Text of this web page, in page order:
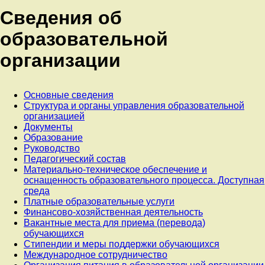
Сведения об
образовательной
организации
Основные сведения
Структура и органы управления образовательной
организацией
Документы
Образование
Руководство
Педагогический состав
Материально-техническое обеспечение и
оснащенность образовательного процесса. Доступная
среда
Платные образовательные услуги
Финансово-хозяйственная деятельность
Вакантные места для приема (перевода)
обучающихся
Стипендии и меры поддержки обучающихся
Международное сотрудничество